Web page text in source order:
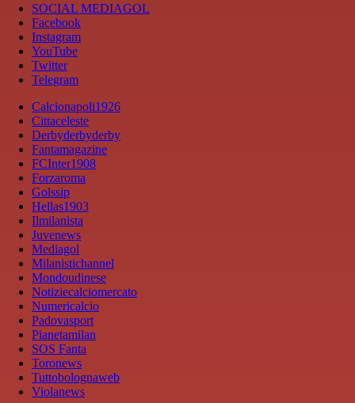
SOCIAL MEDIAGOL
Facebook
Instagram
YouTube
Twitter
Telegram
Calcionapoli1926
Cittaceleste
Derbyderbyderby
Fantamagazine
FCInter1908
Forzaroma
Golssip
Hellas1903
Ilmilanista
Juvenews
Mediagol
Milanistichannel
Mondoudinese
Notiziecalciomercato
Numericalcio
Padovasport
Pianetamilan
SOS Fanta
Toronews
Tuttobolognaweb
Violanews